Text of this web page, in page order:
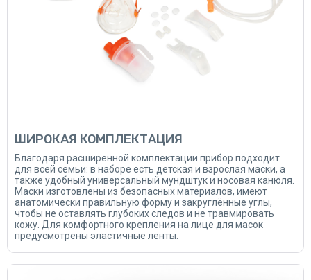
ШИРОКАЯ КОМПЛЕКТАЦИЯ
Благодаря расширенной комплектации прибор подходит
для всей семьи: в наборе есть детская и взрослая маски, а
также удобный универсальный мундштук и носовая канюля.
Маски изготовлены из безопасных материалов, имеют
анатомически правильную форму и закруглённые углы,
чтобы не оставлять глубоких следов и не травмировать
кожу. Для комфортного крепления на лице для масок
предусмотрены эластичные ленты.